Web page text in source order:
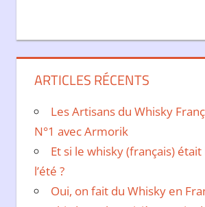
ARTICLES RÉCENTS
Les Artisans du Whisky
N°1 avec Armorik
Et si le whisky (français)
l’été ?
Oui, on fait du Whisky en